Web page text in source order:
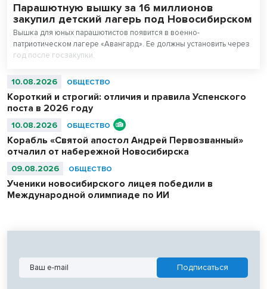
Парашютную вышку за 16 миллионов
закупил детский лагерь под Новосибирском
Вышка для юных парашютистов появится в военно-
патриотическом лагере «Авангард». Ее должны установить через
год после госзакупки.
10.08.2026 ОБЩЕСТВО
Короткий и строгий: отличия и правила Успенского
поста в 2026 году
10.08.2026 ОБЩЕСТВО
Корабль «Святой апостол Андрей Первозванный»
отчалил от набережной Новосибирска
09.08.2026 ОБЩЕСТВО
Ученики новосибирского лицея победили в
Международной олимпиаде по ИИ